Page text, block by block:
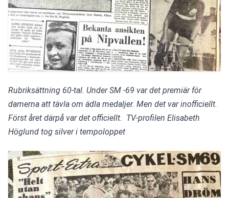
Rubriksättning 60-tal. Under SM -69 var det premiär för
damerna att tävla om ädla medaljer. Men det var inofficiellt.
Först året därpå var det officiellt.  TV-profilen Elisabeth
Höglund tog silver i tempoloppet